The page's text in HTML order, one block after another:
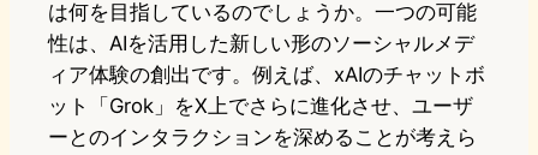
は何を目指しているのでしょうか。一つの可能
性は、AIを活用した新しい形のソーシャルメデ
ィア体験の創出です。例えば、xAIのチャットボ
ット「Grok」をX上でさらに進化させ、ユーザ
ーとのインタラクションを深めることが考えら